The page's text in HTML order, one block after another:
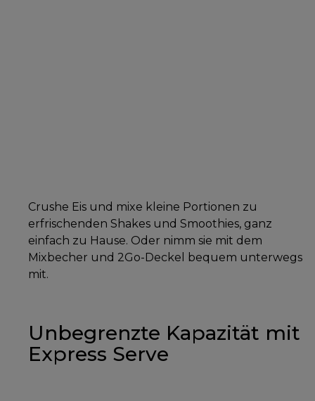
Crushe Eis und mixe kleine Portionen zu
erfrischenden Shakes und Smoothies, ganz
einfach zu Hause. Oder nimm sie mit dem
Mixbecher und 2Go-Deckel bequem unterwegs
mit.
Unbegrenzte Kapazität mit
Express Serve